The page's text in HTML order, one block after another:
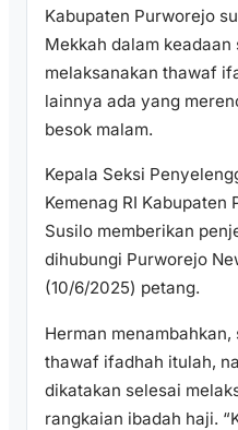
Kabupaten Purworejo
Mekkah dalam
melaksanakan thawaf
lainnya ada yang
besok malam.
Kepala Seksi
Kemenag RI Kabupaten
Susilo memberikan
dihubungi Purworejo
(10/6/2025) petang.
Herman
thawaf ifadhah itulah,
dikatakan selesai
rangkaian ibadah haji.